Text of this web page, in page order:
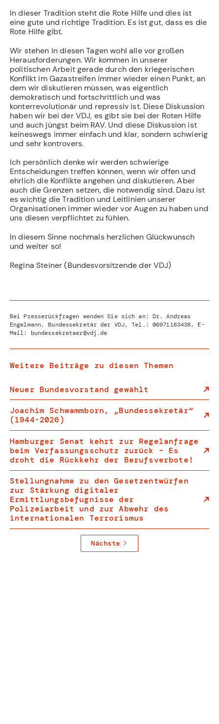
In dieser Tradition steht die Rote Hilfe und dies ist
eine gute und richtige Tradition. Es ist gut, dass es die
Rote Hilfe gibt.
Wir stehen in diesen Tagen wohl alle vor großen
Herausforderungen. Wir kommen in unserer
politischen Arbeit gerade durch den kriegerischen
Konflikt im Gazastreifen immer wieder einen Punkt, an
dem wir diskutieren müssen, was eigentlich
demokratisch und fortschrittlich und was
konterrevolutionär und repressiv ist. Diese Diskussion
haben wir bei der VDJ, es gibt sie bei der Roten Hilfe
und auch jüngst beim RAV. Und diese Diskussion ist
keineswegs immer einfach und klar, sondern schwierig
und sehr kontrovers.
Ich persönlich denke wir werden schwierige
Entscheidungen treffen können, wenn wir offen und
ehrlich die Konflikte angehen und diskutieren. Aber
auch die Grenzen setzen, die notwendig sind. Dazu ist
es wichtig die Tradition und Leitlinien unserer
Organisationen immer wieder vor Augen zu haben und
uns diesen verpflichtet zu fühlen.
In diesem Sinne nochmals herzlichen Glückwunsch
und weiter so!
Regina Steiner (Bundesvorsitzende der VDJ)
Bei Presserückfragen wenden Sie sich an: Dr. Andreas
Engelmann, Bundessekretär der VDJ, Tel.: 06971163438, E-
Mail: bundessekretaer@vdj.de
Weitere Beiträge zu diesen Themen
Neuer Bundesvorstand gewählt
Joachim Schwammborn, „Bundessekretär“
(1944-2026)
Hamburger Senat kehrt zur Regelanfrage
beim Verfassungsschutz zurück – Es
droht die Rückkehr der Berufsverbote!
Stellungnahme zu den Gesetzentwürfen
zur Stärkung digitaler
Ermittlungsbefugnisse der
Polizeiarbeit und zur Abwehr des
internationalen Terrorismus
Nächste